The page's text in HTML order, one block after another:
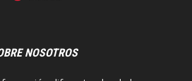
NOSOTROS